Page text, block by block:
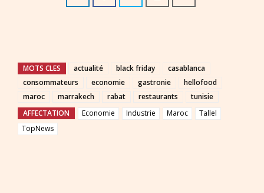
MOTS CLES actualité black friday
casablanca
consommateurs
economie gastronie
hellofood
maroc
marrakech rabat restaurants
tunisie
AFFECTATION
Economie Industrie Maroc
Tallel
TopNews